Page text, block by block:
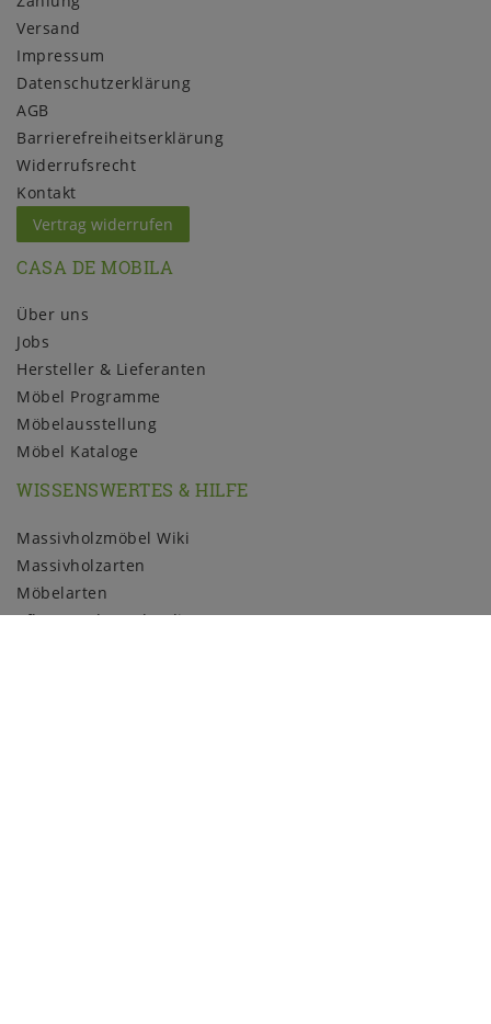
Versand
Impressum
Daten­schutz­erklärung
AGB
Barrierefreiheitserklärung
Widerrufs­recht
Kontakt
Vertrag widerrufen
CASA DE MOBILA
Über uns
Jobs
Hersteller & Lieferanten
Möbel Programme
Möbelausstellung
Möbel Kataloge
WISSENSWERTES & HILFE
Massivholzmöbel Wiki
Massivholzarten
Möbelarten
Pflege und Kundendienst